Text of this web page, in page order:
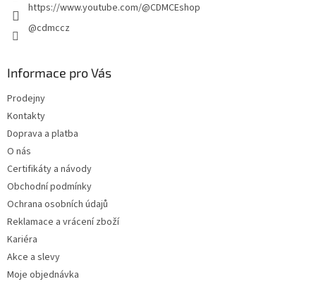
https://www.youtube.com/@CDMCEshop
@cdmccz
Informace pro Vás
Prodejny
Kontakty
Doprava a platba
O nás
Certifikáty a návody
Obchodní podmínky
Ochrana osobních údajů
Reklamace a vrácení zboží
Kariéra
Akce a slevy
Moje objednávka